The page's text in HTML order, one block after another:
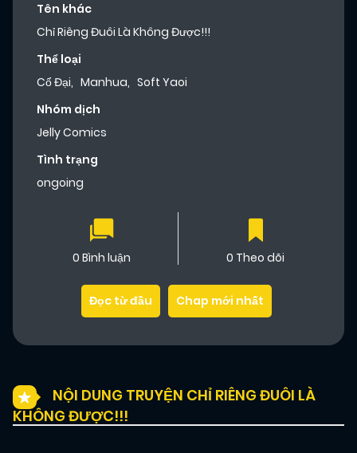
Tên khác
Chỉ Riêng Đuôi Là Không Được!!!
Thể loại
Cổ Đại, Manhua, Soft Yaoi
Nhóm dịch
Jelly Comics
Tình trạng
ongoing
0 Bình luận 0 Theo dõi
Đọc từ đầu Chap mới nhất
NỘI DUNG TRUYỆN CHỈ RIÊNG ĐUÔI LÀ
KHÔNG ĐƯỢC!!!